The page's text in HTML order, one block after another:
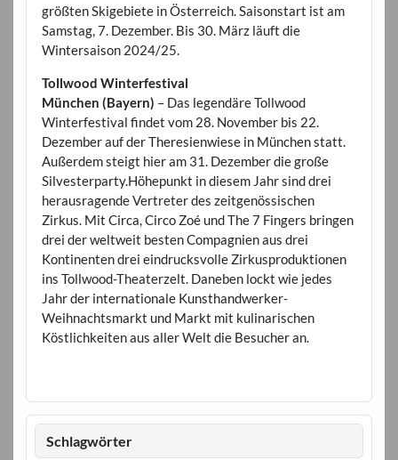
größten Skigebiete in Österreich. Saisonstart ist am
Samstag, 7. Dezember. Bis 30. März läuft die
Wintersaison 2024/25.
Tollwood Winterfestival
München (Bayern) – Das legendäre Tollwood
Winterfestival findet vom 28. November bis 22.
Dezember auf der Theresienwiese in München statt.
Außerdem steigt hier am 31. Dezember die große
Silvesterparty.Höhepunkt in diesem Jahr sind drei
herausragende Vertreter des zeitgenössischen
Zirkus. Mit Circa, Circo Zoé und The 7 Fingers bringen
drei der weltweit besten Compagnien aus drei
Kontinenten drei eindrucksvolle Zirkusproduktionen
ins Tollwood-Theaterzelt. Daneben lockt wie jedes
Jahr der internationale Kunsthandwerker-
Weihnachtsmarkt und Markt mit kulinarischen
Köstlichkeiten aus aller Welt die Besucher an.
Schlagwörter